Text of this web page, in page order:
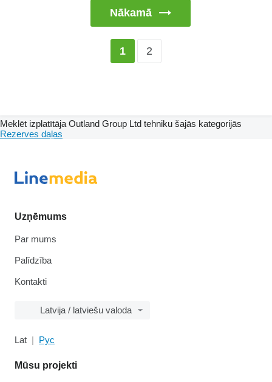
Nākamā
1 2
Meklēt izplatītāja Outland Group Ltd tehniku šajās kategorijās
Rezerves daļas
Uzņēmums
Par mums
Palīdzība
Kontakti
Latvija / latviešu valoda
Lat Рус
Mūsu projekti